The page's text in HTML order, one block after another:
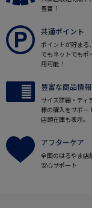
豊富！
共通ポイント
ポイントが貯まる
でもネットでもポ
用可能！
豊富な商品情報
サイズ詳細・ディ
様の購入をサポー
店頭在庫も表示。
アフターケア
全国のはるやま店
安心サポート